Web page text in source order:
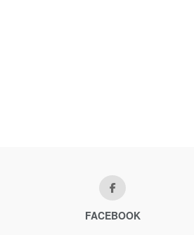
FACEBOOK